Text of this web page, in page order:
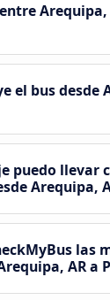
Arequipa,
el bus desde
puedo llevar
Arequipa,
las
AR a